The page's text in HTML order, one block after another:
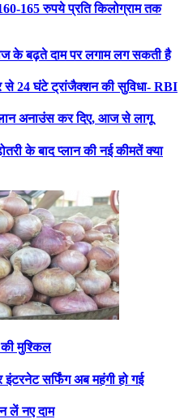
165 रुपये प्रति किलोग्राम तक
के बढ़ते दाम पर लगाम लग सकती है
24 घंटे ट्रांजैक्शन की सुविधा- RBI
अनाउंस कर दिए, आज से लागू
के बाद प्लान की नई कीमतें क्या
की मुश्किल
सर्फिंग अब महंगी हो गई
लें नए दाम